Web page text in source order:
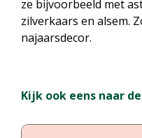
ze bijvoorbeeld met
zilverkaars en alsem.
najaarsdecor.
Kijk ook eens naar